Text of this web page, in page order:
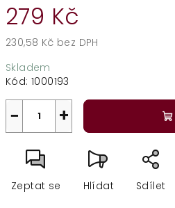
279 Kč
230,58 Kč bez DPH
cena:
Skladem
Kód: 1000193
+
−
Zeptat se Hlídat Sdílet